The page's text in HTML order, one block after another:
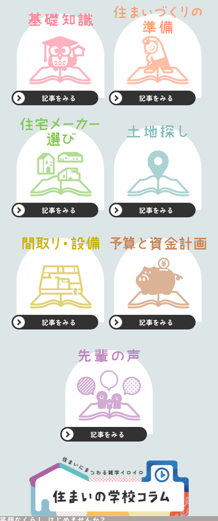
記事をみる 記事をみる
記事をみる 記事をみる
記事をみる 記事をみる
記事をみる